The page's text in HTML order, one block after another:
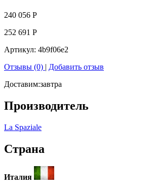
240 056 Р
252 691 Р
Артикул: 4b9f06e2
Отзывы (0) | Добавить отзыв
Доставим:завтра
Производитель
La Spaziale
Страна
Италия